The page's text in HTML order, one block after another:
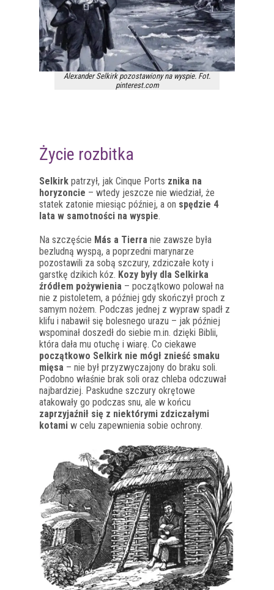
Alexander Selkirk pozostawiony na wyspie. Fot.
pinterest.com
Życie rozbitka
Selkirk patrzył, jak Cinque Ports znika na
horyzoncie – wtedy jeszcze nie wiedział, że
statek zatonie miesiąc później, a on spędzie 4
lata w samotności na wyspie.
Na szczęście Más a Tierra nie zawsze była
bezludną wyspą, a poprzedni marynarze
pozostawili za sobą szczury, zdziczałe koty i
garstkę dzikich kóz. Kozy były dla Selkirka
źródłem pożywienia – początkowo polował na
nie z pistoletem, a później gdy skończył proch z
samym nożem. Podczas jednej z wypraw spadł z
klifu i nabawił się bolesnego urazu – jak później
wspominał doszedł do siebie m.in. dzięki Biblii,
która dała mu otuchę i wiarę. Co ciekawe
początkowo Selkirk nie mógł znieść smaku
mięsa – nie był przyzwyczajony do braku soli.
Podobno właśnie brak soli oraz chleba odczuwał
najbardziej. Paskudne szczury okrętowe
atakowały go podczas snu, ale w końcu
zaprzyjaźnił się z niektórymi zdziczałymi
kotami w celu zapewnienia sobie ochrony.